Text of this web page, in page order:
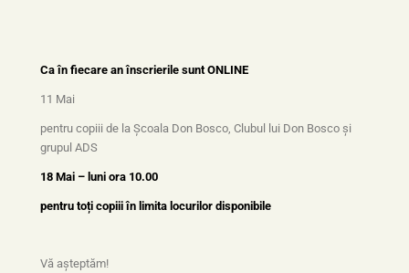
Ca în fiecare an înscrierile sunt ONLINE
11 Mai
pentru copiii de la Școala Don Bosco, Clubul lui Don Bosco și
grupul ADS
18 Mai – luni ora 10.00
pentru toți copiii în limita locurilor disponibile
Vă așteptăm!